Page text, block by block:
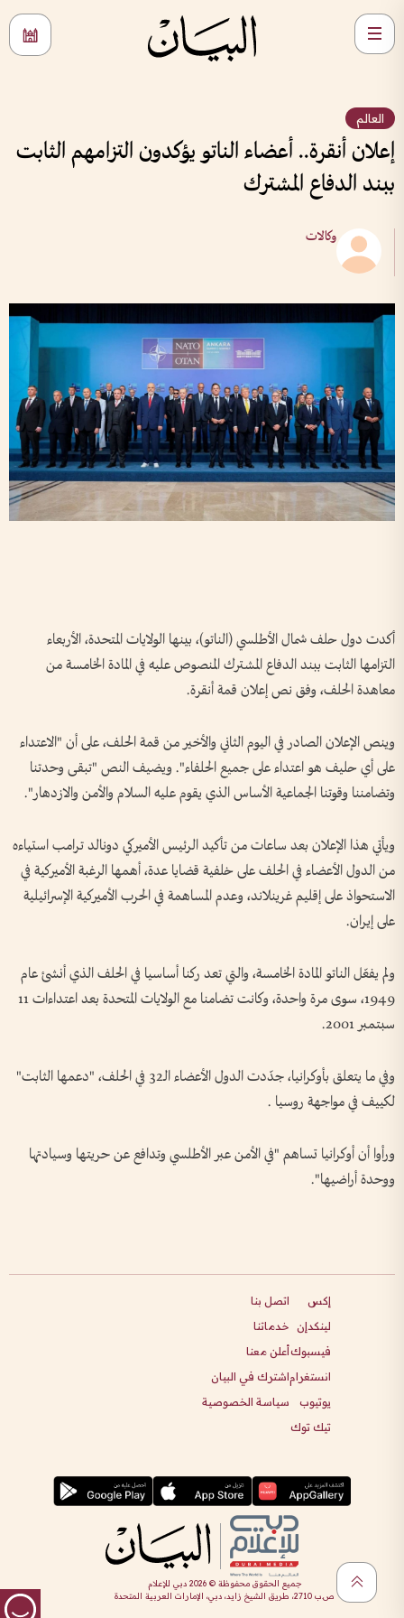
العالم
إعلان أنقرة.. أعضاء الناتو يؤكدون التزامهم الثابت
ببند الدفاع المشترك
وكالات
أكدت دول حلف شمال الأطلسي (الناتو)، بينها الولايات المتحدة، الأربعاء
التزامها الثابت ببند الدفاع المشترك المنصوص عليه في المادة الخامسة من
معاهدة الحلف، وفق نص إعلان قمة أنقرة.
وينص الإعلان الصادر في اليوم الثاني والأخير من قمة الحلف، على أن "الاعتداء
على أي حليف هو اعتداء على جميع الحلفاء". ويضيف النص "تبقى وحدتنا
وتضامننا وقوتنا الجماعية الأساس الذي يقوم عليه السلام والأمن والازدهار".
ويأتي هذا الإعلان بعد ساعات من تأكيد الرئيس الأميركي دونالد ترامب استياءه
من الدول الأعضاء في الحلف على خلفية قضايا عدة، أهمها الرغبة الأميركية في
الاستحواذ على إقليم غرينلاند، وعدم المساهمة في الحرب الأميركية الإسرائيلية
على إيران.
ولم يفعّل الناتو المادة الخامسة، والتي تعد ركنا أساسيا في الحلف الذي أنشئ عام
1949، سوى مرة واحدة، وكانت تضامنا مع الولايات المتحدة بعد اعتداءات 11
سبتمبر 2001.
وفي ما يتعلق بأوكرانيا، جدّدت الدول الأعضاء الـ32 في الحلف، "دعمها الثابت"
لكييف في مواجهة روسيا .
ورأوا أن أوكرانيا تساهم "في الأمن عبر الأطلسي وتدافع عن حريتها وسيادتها
ووحدة أراضيها".
إكس
لينكدإن
فيسبوك
انستغرام
يوتيوب
تيك توك
اتصل بنا
خدماتنا
أعلن معنا
اشترك في البيان
سياسة الخصوصية
جميع الحقوق محفوظة ©2026 دبي للإعلام
ص.ب 2710، طريق الشيخ زايد، دبي، الإمارات العربية المتحدة